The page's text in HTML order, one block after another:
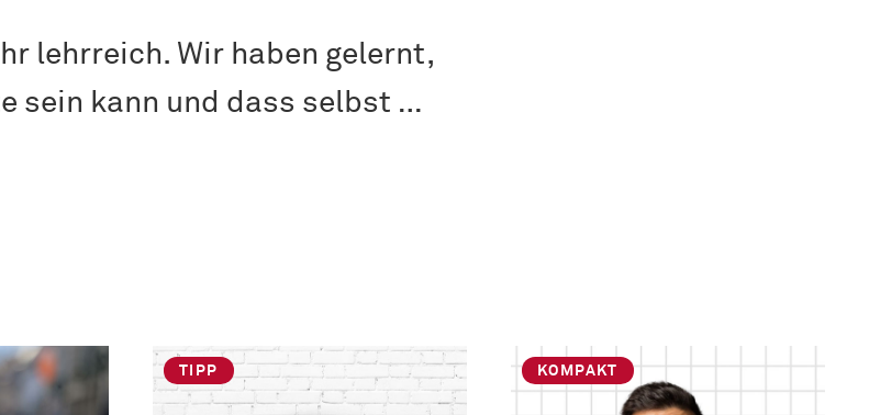
lehrreich. Wir haben gelernt,
sein kann und dass selbst …
TIPP KOMPAKT